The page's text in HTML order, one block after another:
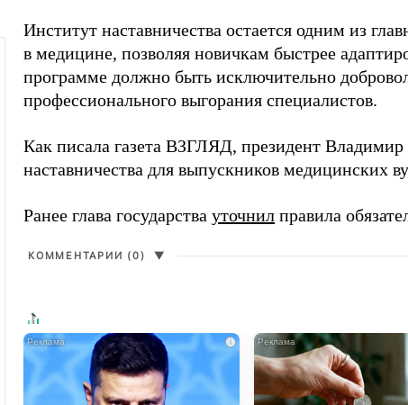
Институт наставничества остается одним из
в медицине, позволяя новичкам быстрее
программе должно быть исключительно
профессионального выгорания специалистов.
Как писала газета ВЗГЛЯД, президент
наставничества для выпускников медицинских
Ранее глава государства уточнил правила
КОММЕНТАРИИ (0) ▼
i